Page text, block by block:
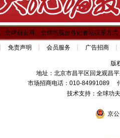
全球创业网、全球电视台各记者站联系方式
免责声明 会员服务 广告招商
版
地址：北京市昌平区回龙观昌
市场招商电话：010-84991089
技术支持：全球
京公